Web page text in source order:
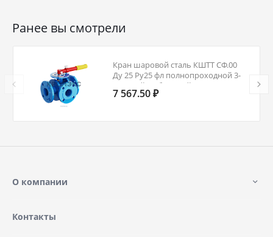
Ранее вы смотрели
Кран шаровой сталь КШТТ СФ.00
Ду 25 Ру25 фл полнопроходной 3-
ходовой Т-образный Маршал
СФ.00.1.025.025
7 567.50 ₽
О компании
Контакты